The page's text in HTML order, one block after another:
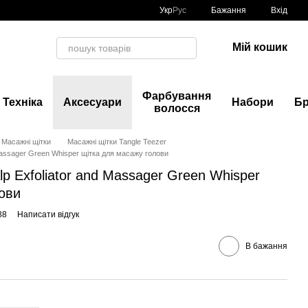
УкрРус Бажання Вхід
Мій кошик
Техніка Аксесуари
Фарбування
волосся
Набори
Масажні щітки
Масажні щітки Tangle Teezer
Green Whisper щітка для масажу голови
Exfoliator and Massager Green Whisper
Написати відгук
В бажання